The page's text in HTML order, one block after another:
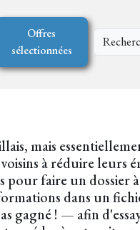
Offres
sélectionnées
mais
à réduire leurs
pour faire un dossier
dans un
gagné ! — afin